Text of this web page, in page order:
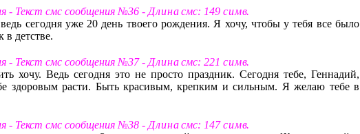
- Текст смс сообщения №36 - Д л и н асмс: 149 с и м в.
сегодня уже 20 день твоего рождения. Я хочу, чтобы у тебя все было
в детстве.
- Текст смс сообщения №37 - Д л и н асмс: 221 с и м в.
хочу. Ведь сегодня это не просто праздник. Сегодня тебе, Геннадий,
здоровым расти. Быть красивым, крепким и сильным. Я желаю тебе в
- Текст смс сообщения №38 - Д л и н асмс: 147с и м в.